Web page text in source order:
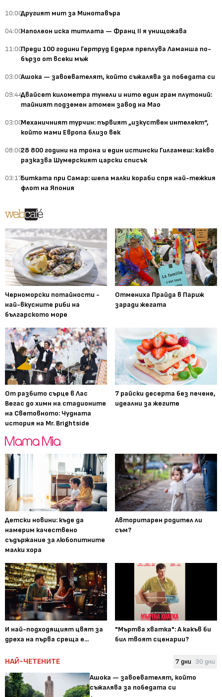
10:00Другият мит за Минотавъра
04:00Наполеон иска титлата — Франц II я унищожава
11:00Преди 100 години Гертруд Едерле преплува Ламанша по-
бързо от всеки мъж
03:00Ашока — завоевателят, който съжалява за победата си
09:44Двайсет километра тунели и нито един грам плутоний:
тайният подземен атомен завод на Мао
03:00Механичният турчин: първият „изкуствен интелект“,
който мами Европа близо век
08:0028 800 години на трона и един истински Гилгамеш: какво
разказва Шумерският царски списък
03:17Битката при Самар: шепа малки кораби спря най-тежкия
флот на Япония
Черноморски потайности -
най-вкусните риби на
българското море
Отмениха Прайда в Париж
заради жегата
От разбито сърце в Лас
Вегас до химн на стадионите
на Световното: Чудната
история на Mr. Brightside
7 райски десерта без печене,
идеални за жегите
Детски новини: къде да
намерим качествено
съдържание за любопитните
малки хора
Авторитарен родител ли
съм?
И най-подходящият цвят за
дреха на първа среща е...
"Мъртва хватка": А какъв би
бил твоят сценарии?
НАЙ-ЧЕТЕНИТЕ 7 дни 30 дни
Ашока — завоевателят, който
съжалява за победата си